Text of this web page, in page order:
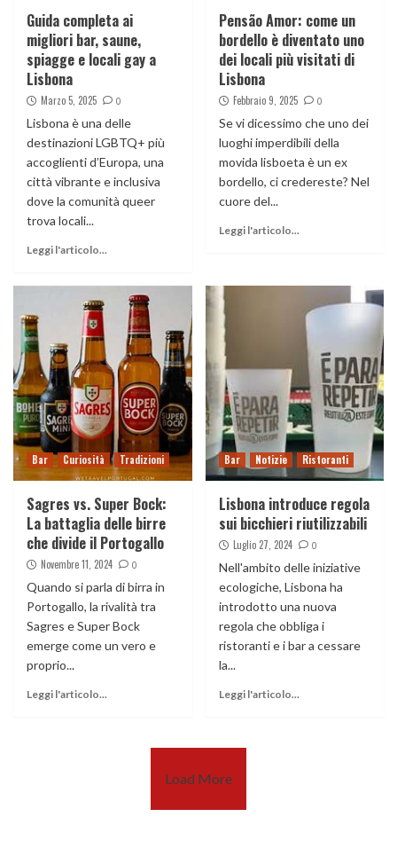
Guida completa ai
migliori bar, saune,
spiagge e locali gay a
Lisbona
Marzo 5, 2025 0
Lisbona è una delle
destinazioni LGBTQ+ più
accoglienti d’Europa, una
città vibrante e inclusiva
dove la comunità queer
trova locali...
Leggi l'articolo...
Pensão Amor: come un
bordello è diventato uno
dei locali più visitati di
Lisbona
Febbraio 9, 2025 0
Se vi dicessimo che uno dei
luoghi imperdibili della
movida lisboeta è un ex
bordello, ci credereste? Nel
cuore del...
Leggi l'articolo...
Bar Curiosità Tradizioni
Sagres vs. Super Bock:
La battaglia delle birre
che divide il Portogallo
Novembre 11, 2024 0
Quando si parla di birra in
Portogallo, la rivalità tra
Sagres e Super Bock
emerge come un vero e
proprio...
Leggi l'articolo...
Bar Notizie Ristoranti
Lisbona introduce regola
sui bicchieri riutilizzabili
Luglio 27, 2024 0
Nell'ambito delle iniziative
ecologiche, Lisbona ha
introdotto una nuova
regola che obbliga i
ristoranti e i bar a cessare
la...
Leggi l'articolo...
Load More